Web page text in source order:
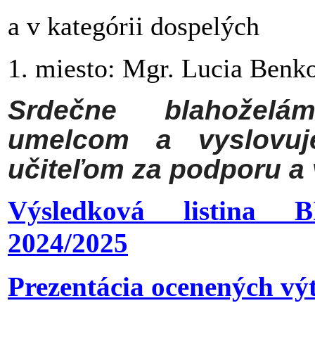
a v kategórii dospelých
1. miesto: Mgr. Lucia
Srdečne
umelcom a
učiteľom za podporu a
Výsledková listina
2024/2025
Prezentácia ocenených